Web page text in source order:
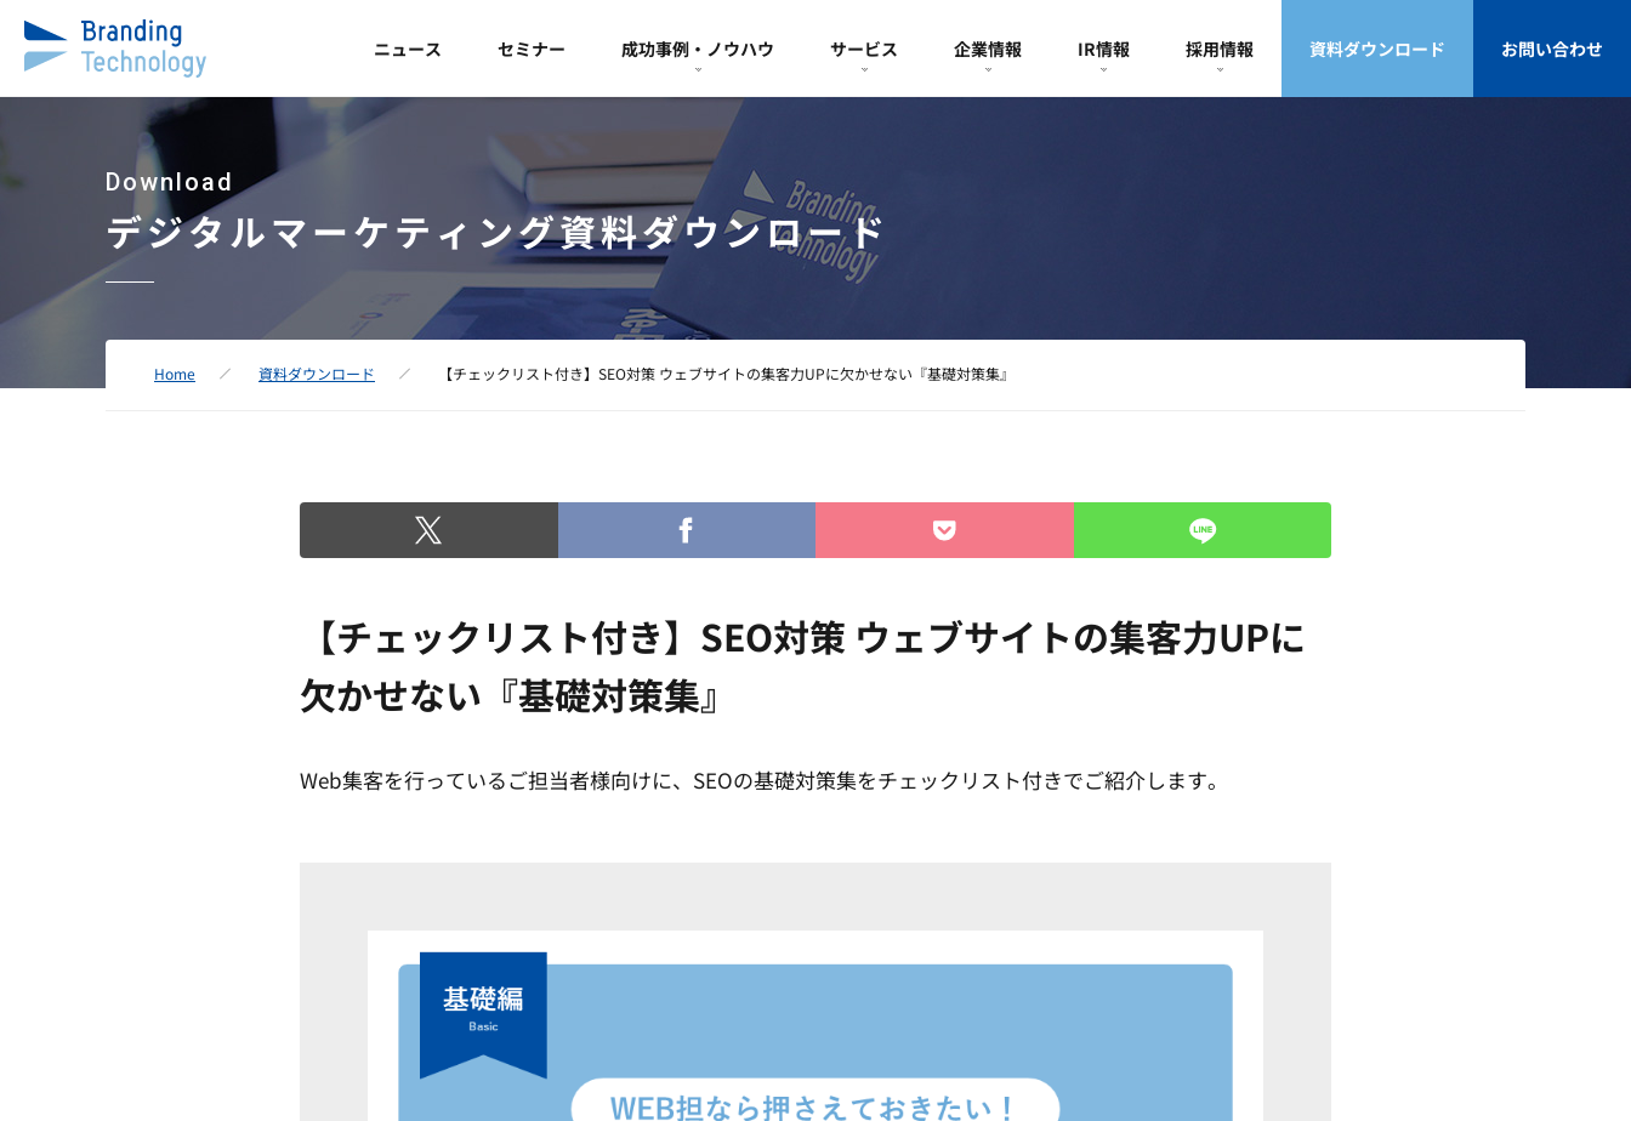
ニュース セミナー 成功事例・ノウハウ サービス 企業情報 IR情報 採用情報 資料ダウンロード お問い合わせ
Download
デジタルマーケティング資料ダウンロード
Home 資料ダウンロード 【チェックリスト付き】SEO対策 ウェブサイトの集客力UPに欠かせない『基礎対策集』
【チェックリスト付き】SEO対策 ウェブサイトの集客力UPに
欠かせない『基礎対策集』
Web集客を行っているご担当者様向けに、SEOの基礎対策集をチェックリスト付きでご紹介します。